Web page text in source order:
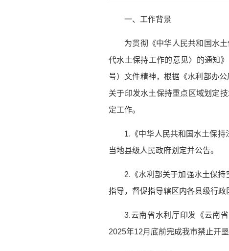
一、工作背景
为贯彻《中华人民共和国水
代水土保持工作的意见〉的通知
号）文件精神，根据《水利部办
关于印发水土保持重点区域划定
定工作。
1.《中华人民共和国水土保
当地县级人民政府划定并公告。
2.《水利部关于加强水土保
指导，督促指导辖区内各县级行政
3.云南省水利厅印发《云南
2025年12月底前完成我市禁止开